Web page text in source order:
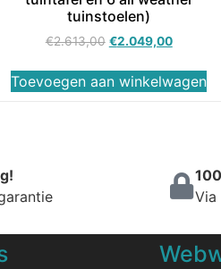
tuinstoelen)
€2.613,00 €2.049,00
Toevoegen aan winkelwagen
Via